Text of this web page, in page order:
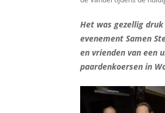
Het was gezellig
evenement Samen
en vrienden van een
paardenkoersen in